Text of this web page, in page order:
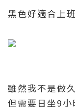
黑色好適合上
雖然我不是做
但需要日坐9